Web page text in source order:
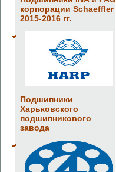
корпорации Schaeffler
2015-2016 гг.
Подшипники
Харьковского
подшипникового
завода